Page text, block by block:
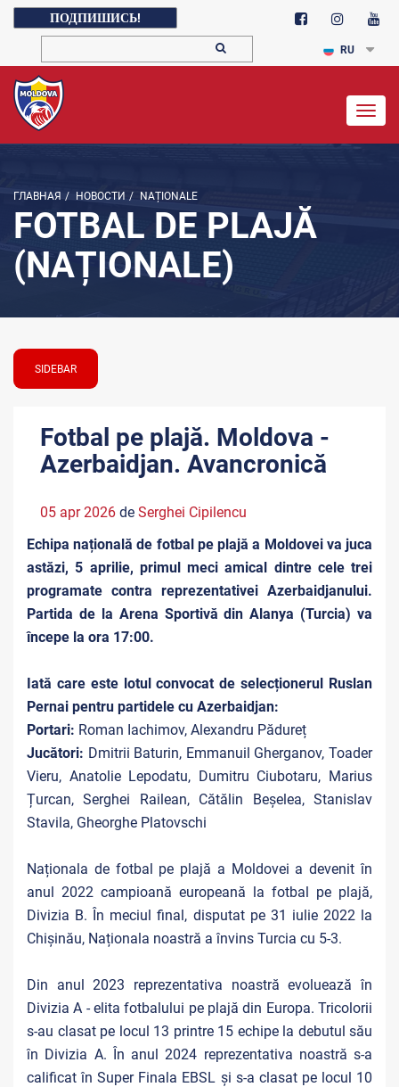
ПОДПИШИСЬ!
RU
ГЛАВНАЯ / НОВОСТИ / NAȚIONALE
FOTBAL DE PLAJĂ
(NAȚIONALE)
SIDEBAR
Fotbal pe plajă. Moldova -
Azerbaidjan. Avancronică
05 apr 2026 de Serghei Cipilencu
Echipa națională de fotbal pe plajă a Moldovei va juca
astăzi, 5 aprilie, primul meci amical dintre cele trei
programate contra reprezentativei Azerbaidjanului.
Partida de la Arena Sportivă din Alanya (Turcia) va
începe la ora 17:00.
Iată care este lotul convocat de selecționerul Ruslan
Pernai pentru partidele cu Azerbaidjan:
Portari: Roman Iachimov, Alexandru Pădureț
Jucători: Dmitrii Baturin, Emmanuil Gherganov, Toader
Vieru, Anatolie Lepodatu, Dumitru Ciubotaru, Marius
Țurcan, Serghei Railean, Cătălin Beșelea, Stanislav
Stavila, Gheorghe Platovschi
Naționala de fotbal pe plajă a Moldovei a devenit în
anul 2022 campioană europeană la fotbal pe plajă,
Divizia B. În meciul final, disputat pe 31 iulie 2022 la
Chișinău, Naționala noastră a învins Turcia cu 5-3.
Din anul 2023 reprezentativa noastră evoluează în
Divizia A - elita fotbalului pe plajă din Europa. Tricolorii
s-au clasat pe locul 13 printre 15 echipe la debutul său
în Divizia A. În anul 2024 reprezentativa noastră s-a
calificat în Super Finala EBSL și s-a clasat pe locul 10